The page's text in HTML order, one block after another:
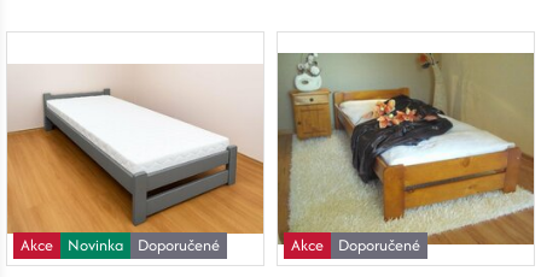
Akce Novinka
Doporučené
Akce
Doporučené